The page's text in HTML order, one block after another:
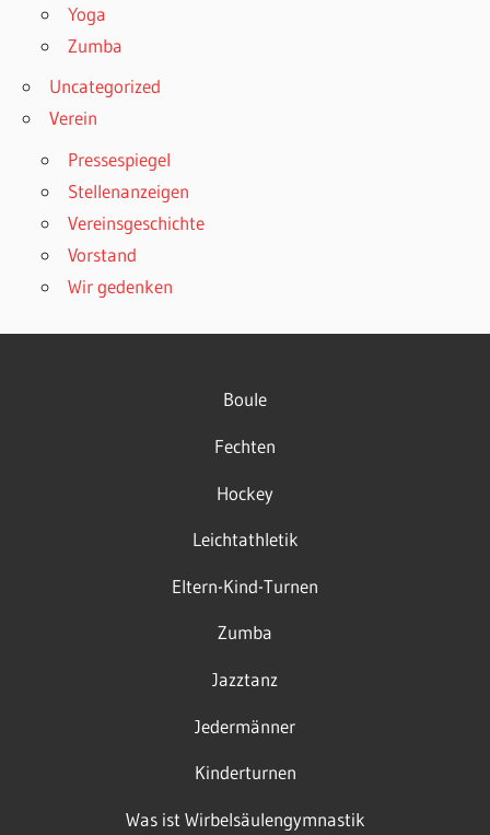
Yoga
Zumba
Uncategorized
Verein
Pressespiegel
Stellenanzeigen
Vereinsgeschichte
Vorstand
Wir gedenken
Boule
Fechten
Hockey
Leichtathletik
Eltern-Kind-Turnen
Zumba
Jazztanz
Jedermänner
Kinderturnen
Was ist Wirbelsäulengymnastik